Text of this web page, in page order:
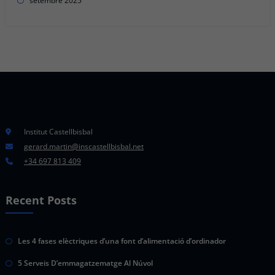
Institut Castellbisbal
gerard.martin@inscastellbisbal.net
+34 697 813 409
Recent Posts
Les 4 fases elèctriques d’una font d’alimentació d’ordinador
5 Serveis D’emmagatzematge Al Núvol